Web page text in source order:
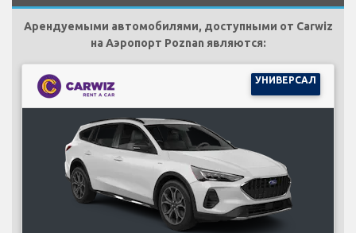
Арендуемыми автомобилями, доступными от Carwiz
на Аэропорт Poznan являются:
УНИВЕРСАЛ